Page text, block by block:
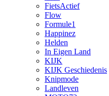
FietsActief
Flow
Formule1
Happinez
Helden
In Eigen Land
KIJK
KIJK Geschiedenis
Knipmode
Landleven